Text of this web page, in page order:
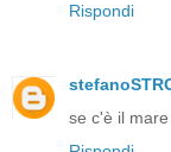
Rispondi
se c'è il